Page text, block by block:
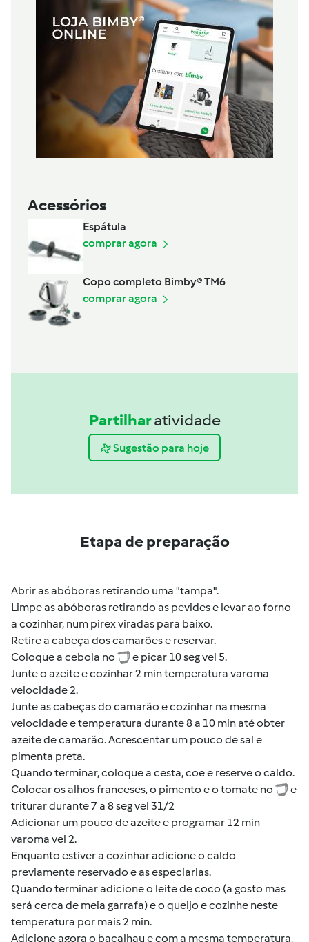
Acessórios
Espátula
comprar agora
Copo completo Bimby® TM6
comprar agora
Partilharatividade
Sugestão para hoje
Etapa de preparação
Abrir as abóboras retirando uma "tampa".
Limpe as abóboras retirando as pevides e levar ao forno
a cozinhar, num pirex viradas para baixo.
Retire a cabeça dos camarões e reservar.
Coloque a cebola no
e picar 10 seg vel 5.
Junte o azeite e cozinhar 2 min temperatura varoma
velocidade 2.
Junte as cabeças do camarão e cozinhar na mesma
velocidade e temperatura durante 8 a 10 min até obter
azeite de camarão. Acrescentar um pouco de sal e
pimenta preta.
Quando terminar, coloque a cesta, coe e reserve o caldo.
Colocar os alhos franceses, o pimento e o tomate no
e
triturar durante 7 a 8 seg vel 31/2
Adicionar um pouco de azeite e programar 12 min
varoma vel 2.
Enquanto estiver a cozinhar adicione o caldo
previamente reservado e as especiarias.
Quando terminar adicione o leite de coco (a gosto mas
será cerca de meia garrafa) e o queijo e cozinhe neste
temperatura por mais 2 min.
Adicione agora o bacalhau e com a mesma temperatura,